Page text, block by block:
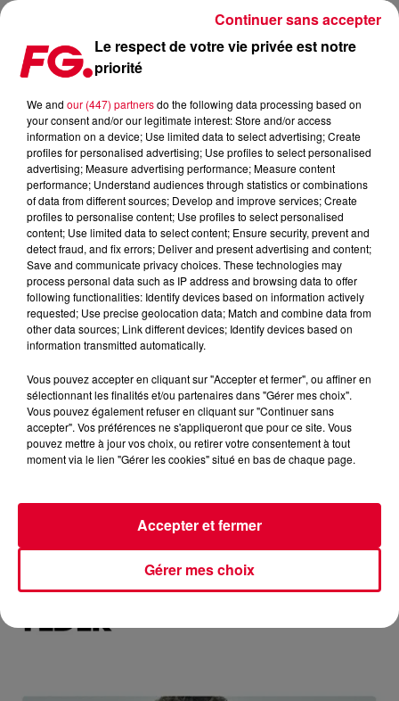
PODCASTS LES + RECENTS
Réécoutez le FG French Touch de Cassius du jeudi 06 aout
Le respect de votre vie privée est notre
priorité
We and our (447) partnersdo the following data processing based on
your consent and/or our legitimate interest: Store and/or access
information on a device; Use limited data to select advertising; Create
profiles for personalised advertising; Use profiles to select personalised
advertising; Measure advertising performance; Measure content
performance; Understand audiences through statistics or combinations
of data from different sources; Develop and improve services; Create
profiles to personalise content; Use profiles to select personalised
content; Use limited data to select content; Ensure security, prevent and
detect fraud, and fix errors; Deliver and present advertising and content;
Save and communicate privacy choices. These technologies may
process personal data such as IP address and browsing data to offer
following functionalities: Identify devices based on information actively
requested; Use precise geolocation data; Match and combine data from
other data sources; Link different devices; Identify devices based on
information transmitted automatically.
Vous pouvez accepter en cliquant sur "Accepter et fermer", ou affiner en
sélectionnant les finalités et/ou partenaires dans "Gérer mes choix".
Vous pouvez également refuser en cliquant sur "Continuer sans
accepter". Vos préférences ne s'appliqueront que pour ce site. Vous
pouvez mettre à jour vos choix, ou retirer votre consentement à tout
moment via le lien "Gérer les cookies" situé en bas de chaque page.
Gérer mes choix
Accepter et fermer
Continuer sans accepter